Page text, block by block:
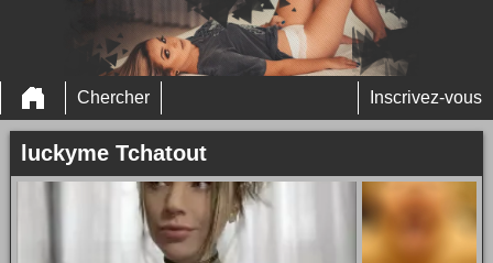
Chercher Inscrivez-vous
luckyme Tchatout